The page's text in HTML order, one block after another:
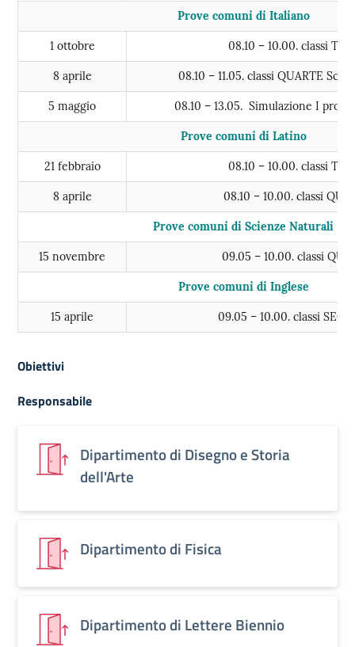
Prove comuni di Italiano
1 ottobre 08.10 – 10.00. classi
8 aprile 08.10 – 11.05. classi QUARTE
5 maggio 08.10 – 13.05. Simulazione I prova
Prove comuni di Latino
21 febbraio 08.10 – 10.00. classi
8 aprile 08.10 – 10.00. classi
Prove comuni di Scienze Naturali
15 novembre 09.05 – 10.00. classi
Prove comuni di Inglese
15 aprile 09.05 – 10.00. classi
Obiettivi
Responsabile
Dipartimento di Disegno e Storia
dell'Arte
Dipartimento di Fisica
Dipartimento di Lettere Biennio